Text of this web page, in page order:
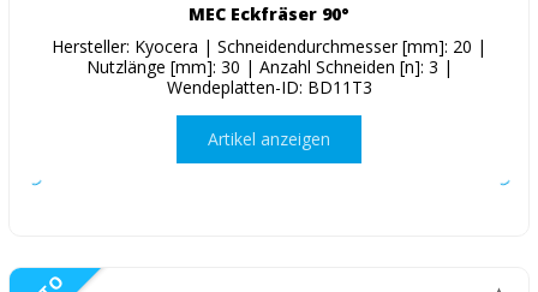
MEC Eckfräser 90°
Hersteller: Kyocera | Schneidendurchmesser [mm]: 20 |
Nutzlänge [mm]: 30 | Anzahl Schneiden [n]: 3 |
Wendeplatten-ID: BD11T3
Artikel anzeigen